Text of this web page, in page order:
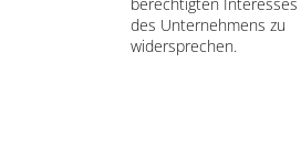
des Unternehmens zu
widersprechen.